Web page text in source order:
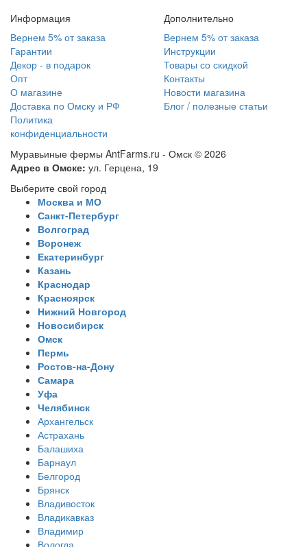
Информация
Вернем 5% от заказа
Гарантии
Декор - в подарок
Опт
О магазине
Доставка по Омску и РФ
Политика
конфиденциальности
Дополнительно
Вернем 5% от заказа
Инструкции
Товары со скидкой
Контакты
Новости магазина
Блог / полезные статьи
Муравьиные фермы AntFarms.ru - Омск © 2026
Адрес в Омске: ул. Герцена, 19
Выберите свой город
Москва и МО
Санкт-Петербург
Волгоград
Воронеж
Екатеринбург
Казань
Краснодар
Красноярск
Нижний Новгород
Новосибирск
Омск
Пермь
Ростов-на-Дону
Самара
Уфа
Челябинск
Архангельск
Астрахань
Балашиха
Барнаул
Белгород
Брянск
Владивосток
Владикавказ
Владимир
Вологда